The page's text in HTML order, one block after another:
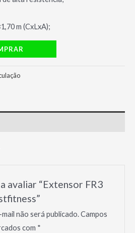
m (CxLxA);
avaliar “Extensor FR3
não será publicado.Campos
com *